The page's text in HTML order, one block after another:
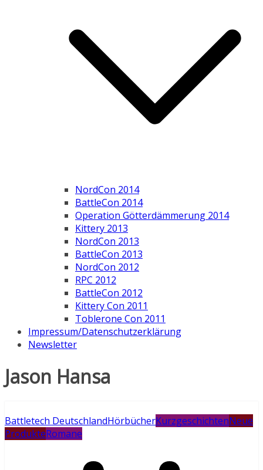
NordCon 2014
BattleCon 2014
Operation Götterdämmerung 2014
Kittery 2013
NordCon 2013
BattleCon 2013
NordCon 2012
RPC 2012
BattleCon 2012
Kittery Con 2011
Toblerone Con 2011
Impressum/Datenschutzerklärung
Newsletter
Jason Hansa
Battletech DeutschlandHörbücherKurzgeschichtenNeue
ProdukteRomane